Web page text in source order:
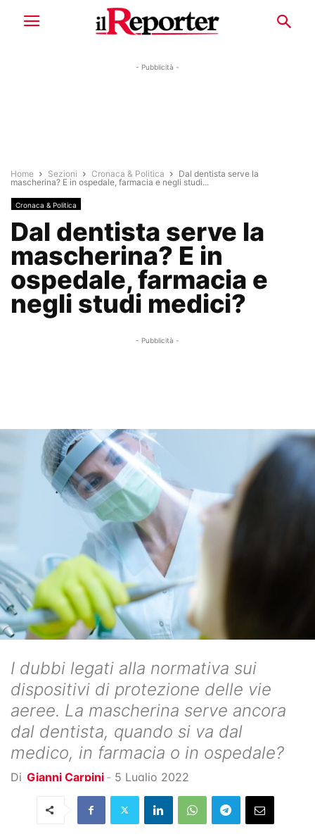
- Pubblicità -
Home Sezioni Cronaca & Politica
Dal dentista serve la
mascherina? E in ospedale, farmacia e negli studi...
Cronaca & Politica
Dal dentista serve la
mascherina? E in
ospedale, farmacia e
negli studi medici?
- Pubblicità -
I dubbi legati alla normativa sui
dispositivi di protezione delle vie
aeree. La mascherina serve ancora
dal dentista, quando si va dal
medico, in farmacia o in ospedale?
Di Gianni Carpini - 5 Luglio 2022